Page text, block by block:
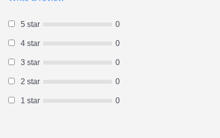
5 star 0
4 star 0
3 star 0
2 star 0
1 star 0